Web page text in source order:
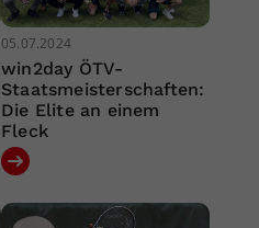
05.07.2024
win2day ÖTV-
Staatsmeisterschaften:
Die Elite an einem
Fleck